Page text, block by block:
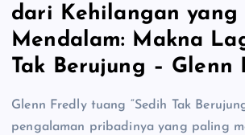
dari Kehilangan yang
Mendalam: Makna
Tak Berujung – Glenn
Glenn Fredly tuang “Sedih Tak
pengalaman pribadinya yang paling